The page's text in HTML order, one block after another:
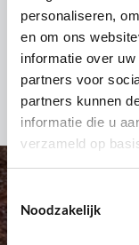
personaliseren,
en om ons
informatie over
partners voor
partners kunnen
informatie die u
verzameld op
Toestemmingsselectie
Noodzakelijk